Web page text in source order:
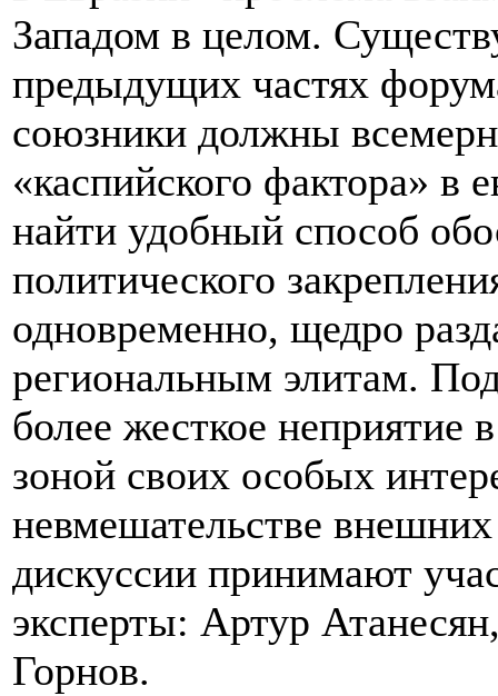
Западом в целом.
предыдущих частях
союзники должны
«каспийского фактора» в
найти удобный способ
политического
одновременно, щедро
региональным элитам.
более жесткое
зоной своих особых
невмешательстве
дискуссии принимают
эксперты: Артур
Горнов.